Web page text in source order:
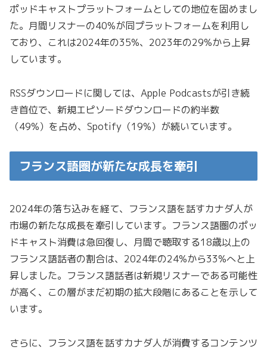
ポッドキャストプラットフォームとしての地位を固めまし
た。月間リスナーの40%が同プラットフォームを利用し
ており、これは2024年の35%、2023年の29%から上昇
しています。
RSSダウンロードに関しては、Apple Podcastsが引き続
き首位で、新規エピソードダウンロードの約半数
（49%）を占め、Spotify（19%）が続いています。
フランス語圏が新たな成長を牽引
2024年の落ち込みを経て、フランス語を話すカナダ人が
市場の新たな成長を牽引しています。フランス語圏のポッ
ドキャスト消費は急回復し、月間で聴取する18歳以上の
フランス語話者の割合は、2024年の24%から33%へと上
昇しました。フランス語話者は新規リスナーである可能性
が高く、この層がまだ初期の拡大段階にあることを示して
います。
さらに、フランス語を話すカナダ人が消費するコンテンツ